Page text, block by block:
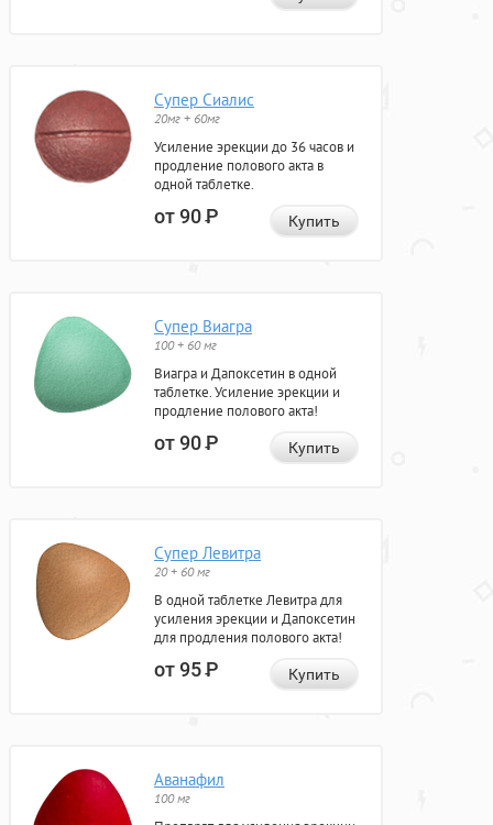
Супер Сиалис
20мг + 60мг
Усиление эрекции до 36 часов и
продление полового акта в
одной таблетке.
от 90Р Купить
Супер Виагра
100 + 60 мг
Виагра и Дапоксетин в одной
таблетке. Усиление эрекции и
продление полового акта!
от 90Р Купить
Супер Левитра
20 + 60 мг
В одной таблетке Левитра для
усиления эрекции и Дапоксетин
для продления полового акта!
от 95Р Купить
Аванафил
100 мг